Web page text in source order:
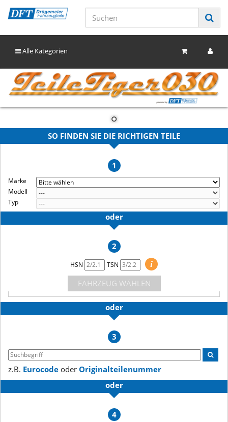
Alle Kategorien
SO FINDEN SIE DIE RICHTIGEN TEILE
1
Marke
Modell
Typ
oder
2
HSN TSN
i
FAHRZEUG WÄHLEN
oder
3
z.B. Eurocode oder Originalteilenummer
oder
4